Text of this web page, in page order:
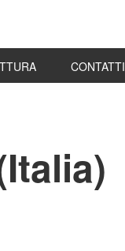
CONTATTI